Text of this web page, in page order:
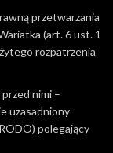
przetwarzania
(art. 6 ust. 1
rozpatrzenia
nimi –
uzasadniony
polegający